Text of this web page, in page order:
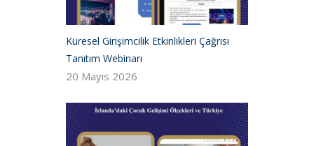
Küresel Girişimcilik Etkinlikleri Çağrısı
Tanıtım Webinarı
20 Mayıs 2026